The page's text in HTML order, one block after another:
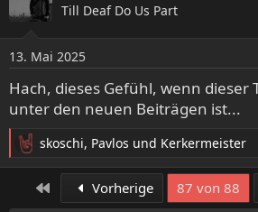
t
n
e
n
:
Till Deaf Do Us Part
13. Mai 2025
Hach, dieses Gefühl, wenn dieser
unter den neuen Beiträgen ist...
R
e
skoschi, Pavlos und Kerkermeister
Erste Vorherige 87 von 88